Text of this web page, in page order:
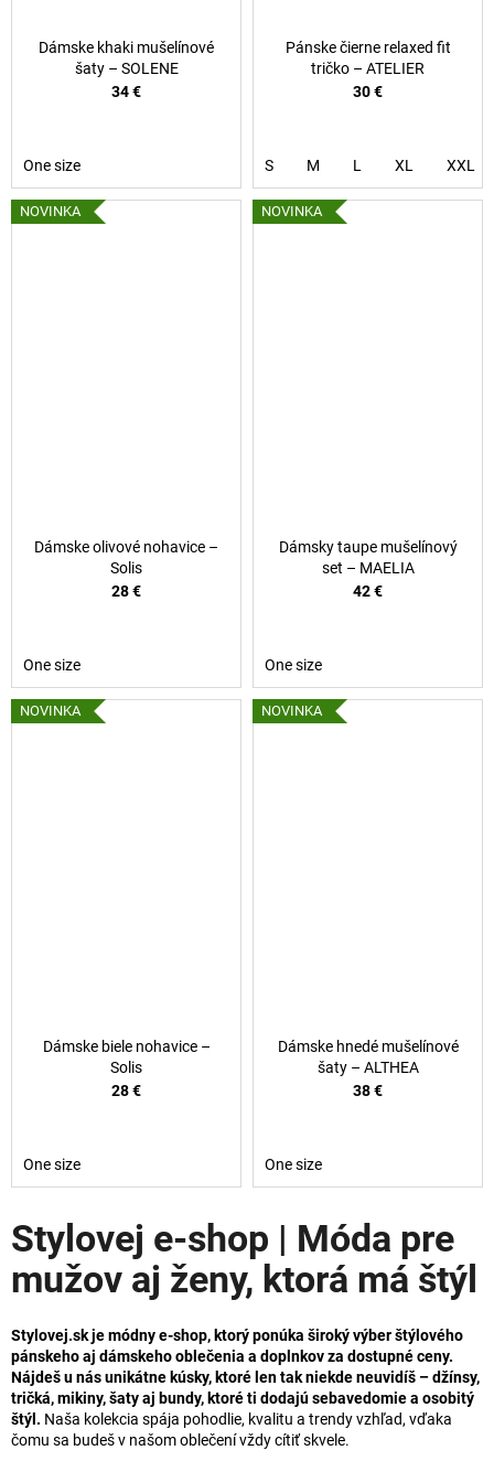
Dámske khaki mušelínové
šaty – SOLENE
34 €
One size
Pánske čierne relaxed fit
tričko – ATELIER
30 €
S M L XL XXL
NOVINKA
Dámske olivové nohavice –
Solis
28 €
One size
NOVINKA
Dámsky taupe mušelínový
set – MAELIA
42 €
One size
NOVINKA
Dámske biele nohavice –
Solis
28 €
One size
NOVINKA
Dámske hnedé mušelínové
šaty – ALTHEA
38 €
One size
Stylovej e-shop | Móda pre
mužov aj ženy, ktorá má štýl
Stylovej.sk je módny e-shop, ktorý ponúka široký výber štýlového
pánskeho aj dámskeho oblečenia a doplnkov za dostupné ceny.
Nájdeš u nás unikátne kúsky, ktoré len tak niekde neuvidíš – džínsy,
tričká, mikiny, šaty aj bundy, ktoré ti dodajú sebavedomie a osobitý
štýl. Naša kolekcia spája pohodlie, kvalitu a trendy vzhľad, vďaka
čomu sa budeš v našom oblečení vždy cítiť skvele.